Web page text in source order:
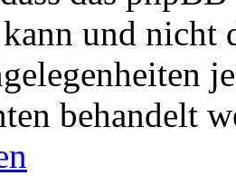
und nicht
behandelt